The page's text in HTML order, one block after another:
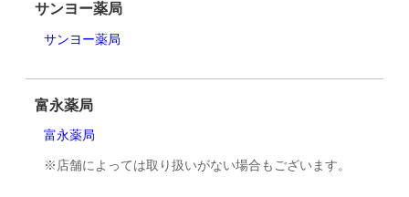
サンヨー薬局
サンヨー薬局
富永薬局
富永薬局
※店舗によっては取り扱いがない場合もございます。